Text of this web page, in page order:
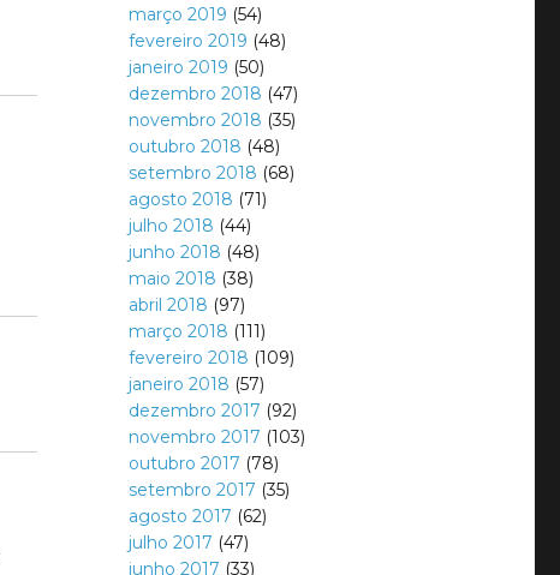
março 2019 (54)
fevereiro 2019 (48)
janeiro 2019 (50)
dezembro 2018 (47)
novembro 2018 (35)
outubro 2018 (48)
setembro 2018 (68)
agosto 2018 (71)
julho 2018 (44)
junho 2018 (48)
maio 2018 (38)
abril 2018 (97)
março 2018 (111)
fevereiro 2018 (109)
janeiro 2018 (57)
dezembro 2017 (92)
novembro 2017 (103)
outubro 2017 (78)
setembro 2017 (35)
agosto 2017 (62)
julho 2017 (47)
junho 2017 (33)